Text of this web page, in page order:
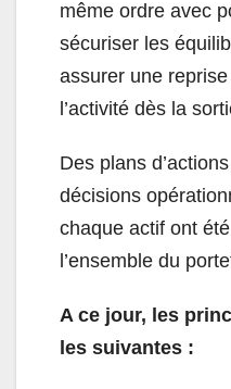
même ordre avec
sécuriser les
assurer une
l’activité dès la
Des plans
décisions
chaque actif ont
l’ensemble du
A ce jour, les
les suivantes :